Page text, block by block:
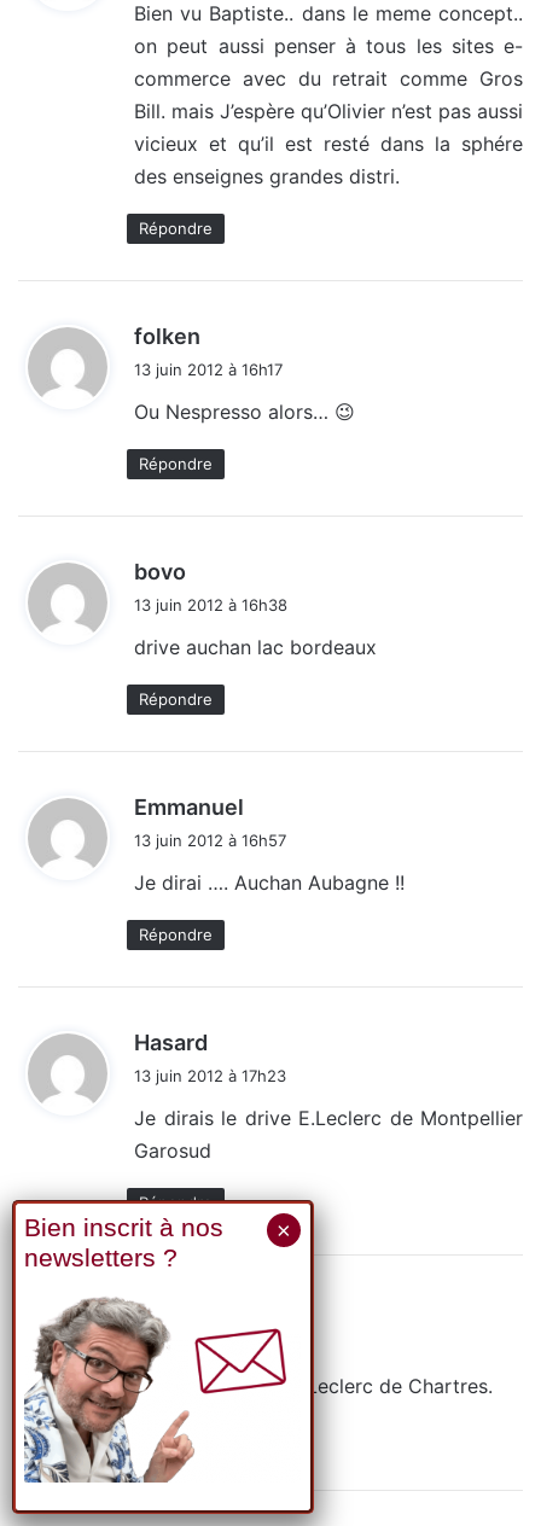
:
Bien vu Baptiste.. dans le meme concept..
on peut aussi penser à tous les sites e-
commerce avec du retrait comme Gros
Bill. mais J’espère qu’Olivier n’est pas aussi
vicieux et qu’il est resté dans la sphére
des enseignes grandes distri.
Répondre
folken
i
13 juin 2012 à 16h17
Ou Nespresso alors… 😉
Répondre
bovo
13 juin 2012 à 16h38
drive auchan lac bordeaux
Répondre
Emmanuel
i
13 juin 2012 à 16h57
Je dirai …. Auchan Aubagne !!
Répondre
Hasard
i
:
13 juin 2012 à 17h23
Je dirais le drive E.Leclerc de Montpellier
Garosud
Répondre
Hasard
i
t
13 juin 2012 à 17h26
Ou alors le drive E.Leclerc de Chartres.
Répondre